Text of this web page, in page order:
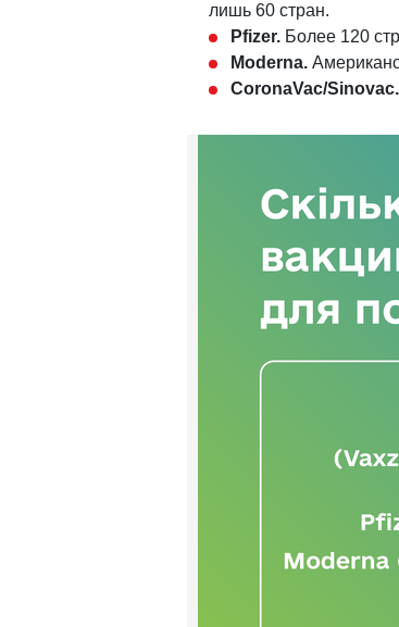
лишь 60 стран.
Pfizer. Более 120
Moderna.
CoronaVac/Sinovac.